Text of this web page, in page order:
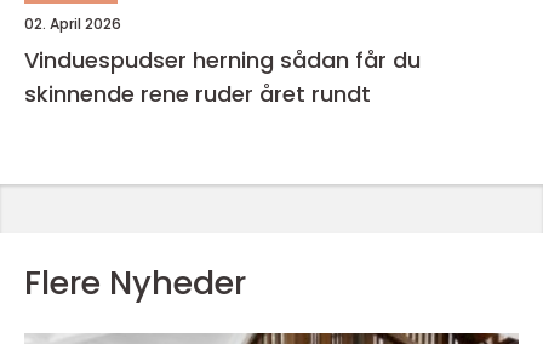
02. April 2026
Vinduespudser herning sådan får du
skinnende rene ruder året rundt
Flere Nyheder